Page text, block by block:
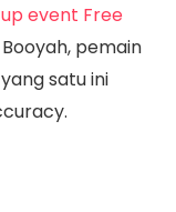
event Free
pemain
satu ini